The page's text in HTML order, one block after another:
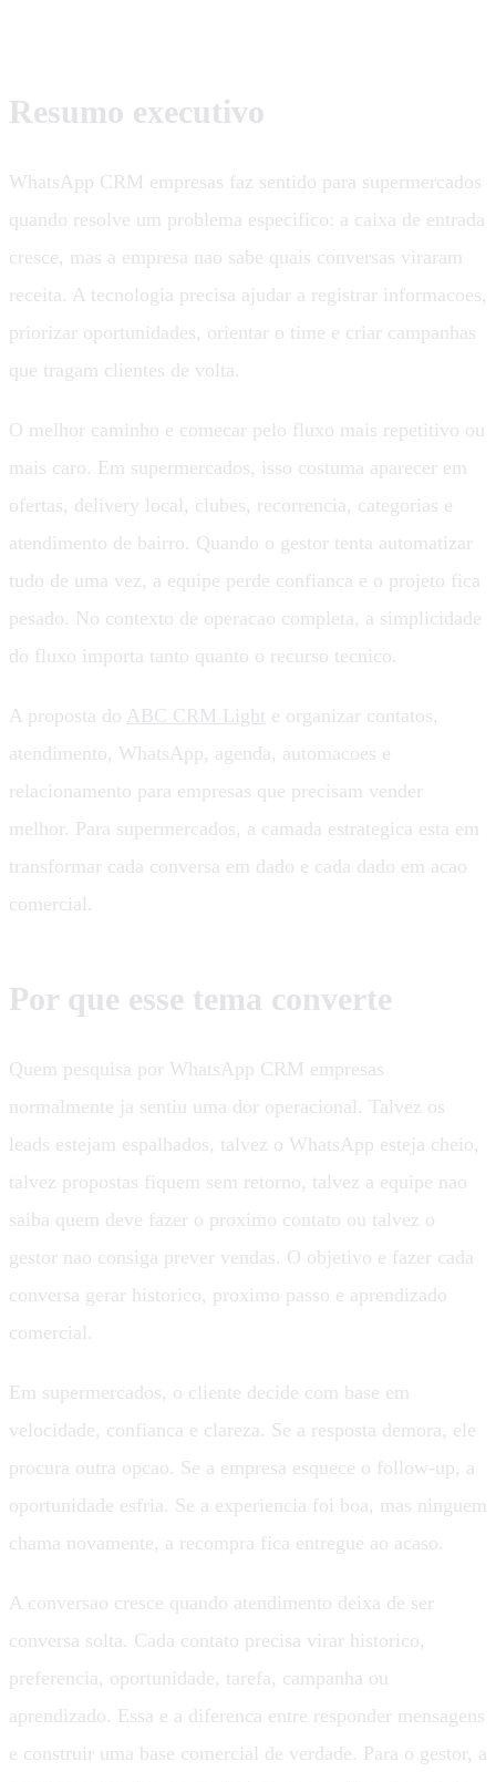
Resumo executivo
WhatsApp CRM empresas faz sentido para supermercados
quando resolve um problema especifico: a caixa de entrada
cresce, mas a empresa nao sabe quais conversas viraram
receita. A tecnologia precisa ajudar a registrar informacoes,
priorizar oportunidades, orientar o time e criar campanhas
que tragam clientes de volta.
O melhor caminho e comecar pelo fluxo mais repetitivo ou
mais caro. Em supermercados, isso costuma aparecer em
ofertas, delivery local, clubes, recorrencia, categorias e
atendimento de bairro. Quando o gestor tenta automatizar
tudo de uma vez, a equipe perde confianca e o projeto fica
pesado. No contexto de operacao completa, a simplicidade
do fluxo importa tanto quanto o recurso tecnico.
A proposta do ABC CRM Light e organizar contatos,
atendimento, WhatsApp, agenda, automacoes e
relacionamento para empresas que precisam vender
melhor. Para supermercados, a camada estrategica esta em
transformar cada conversa em dado e cada dado em acao
comercial.
Por que esse tema converte
Quem pesquisa por WhatsApp CRM empresas
normalmente ja sentiu uma dor operacional. Talvez os
leads estejam espalhados, talvez o WhatsApp esteja cheio,
talvez propostas fiquem sem retorno, talvez a equipe nao
saiba quem deve fazer o proximo contato ou talvez o
gestor nao consiga prever vendas. O objetivo e fazer cada
conversa gerar historico, proximo passo e aprendizado
comercial.
Em supermercados, o cliente decide com base em
velocidade, confianca e clareza. Se a resposta demora, ele
procura outra opcao. Se a empresa esquece o follow-up, a
oportunidade esfria. Se a experiencia foi boa, mas ninguem
chama novamente, a recompra fica entregue ao acaso.
A conversao cresce quando atendimento deixa de ser
conversa solta. Cada contato precisa virar historico,
preferencia, oportunidade, tarefa, campanha ou
aprendizado. Essa e a diferenca entre responder mensagens
e construir uma base comercial de verdade. Para o gestor, a